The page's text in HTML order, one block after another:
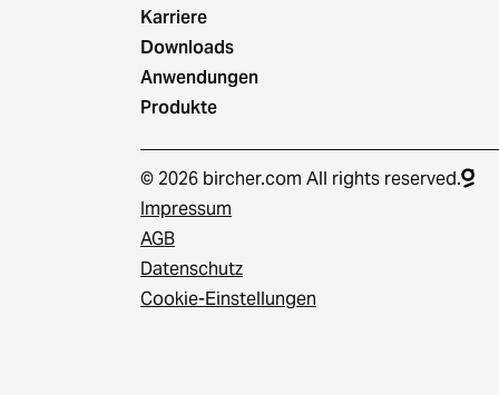
Karriere
Downloads
Anwendungen
Produkte
© 2026 bircher.com All rights reserved.
Impressum
AGB
Datenschutz
Cookie-Einstellungen